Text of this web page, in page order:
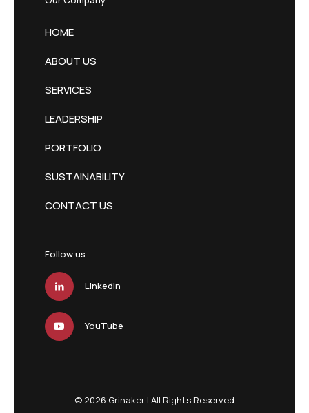
HOME
ABOUT US
SERVICES
LEADERSHIP
PORTFOLIO
SUSTAINABILITY
CONTACT US
Follow us
Linkedin
YouTube
© 2026 Grinaker | All Rights Reserved